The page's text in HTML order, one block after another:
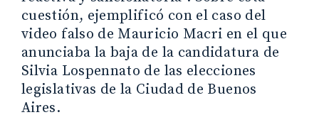
cuestión, ejemplificó con el caso del
video falso de Mauricio Macri en el que
anunciaba la baja de la candidatura de
Silvia Lospennato de las elecciones
legislativas de la Ciudad de Buenos
Aires.